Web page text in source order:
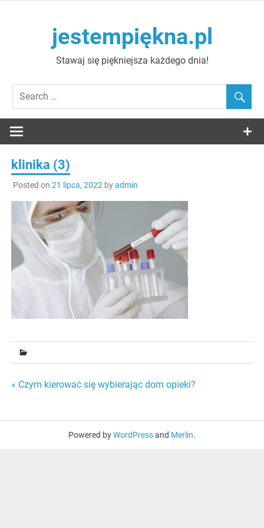
jestempiękna.pl
Stawaj się piękniejsza każdego dnia!
klinika (3)
Posted on 21 lipca, 2022byadmin
Nawigacja
« Czym kierować się wybierając dom opieki?
Powered byWordPressand Merlin.